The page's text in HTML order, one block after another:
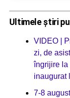
Ultimele știri
VIDEO |
zi, de
îngrijire la
inaugurat
7-8